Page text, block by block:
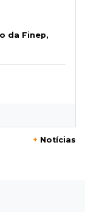
da Finep,
está
+ Notícias